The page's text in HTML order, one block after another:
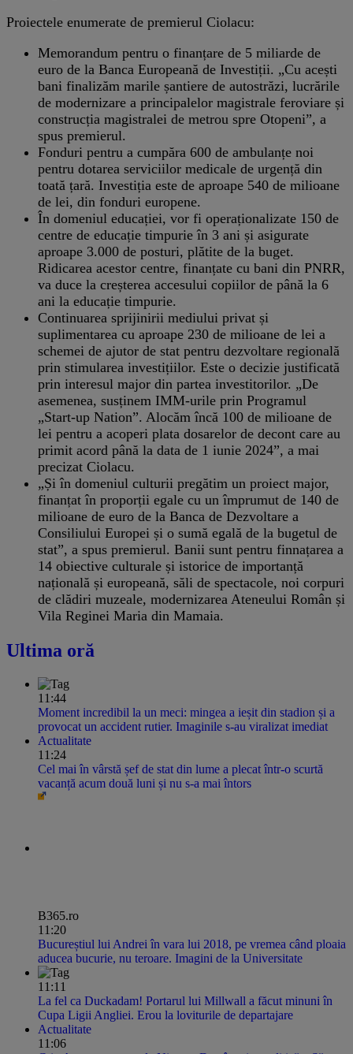
Proiectele enumerate de premierul Ciolacu:
Memorandum pentru o finanțare de 5 miliarde de
euro de la Banca Europeană de Investiții. „Cu acești
bani finalizăm marile șantiere de autostrăzi, lucrările
de modernizare a principalelor magistrale feroviare și
construcția magistralei de metrou spre Otopeni”, a
spus premierul.
Fonduri pentru a cumpăra 600 de ambulanțe noi
pentru dotarea serviciilor medicale de urgență din
toată țară. Investiția este de aproape 540 de milioane
de lei, din fonduri europene.
În domeniul educației, vor fi operaționalizate 150 de
centre de educație timpurie în 3 ani și asigurate
aproape 3.000 de posturi, plătite de la buget.
Ridicarea acestor centre, finanțate cu bani din PNRR,
va duce la creșterea accesului copiilor de până la 6
ani la educație timpurie.
Continuarea sprijinirii mediului privat și
suplimentarea cu aproape 230 de milioane de lei a
schemei de ajutor de stat pentru dezvoltare regională
prin stimularea investițiilor. Este o decizie justificată
prin interesul major din partea investitorilor. „De
asemenea, susținem IMM-urile prin Programul
„Start-up Nation”. Alocăm încă 100 de milioane de
lei pentru a acoperi plata dosarelor de decont care au
primit acord până la data de 1 iunie 2024”, a mai
precizat Ciolacu.
„Și în domeniul culturii pregătim un proiect major,
finanțat în proporții egale cu un împrumut de 140 de
milioane de euro de la Banca de Dezvoltare a
Consiliului Europei și o sumă egală de la bugetul de
stat”, a spus premierul. Banii sunt pentru finnațarea a
14 obiective culturale și istorice de importanță
națională și europeană, săli de spectacole, noi corpuri
de clădiri muzeale, modernizarea Ateneului Român și
Vila Reginei Maria din Mamaia.
Ultima oră
11:44
Moment incredibil la un meci: mingea a ieșit din stadion și a
provocat un accident rutier. Imaginile s-au viralizat imediat
Actualitate
11:24
Cel mai în vârstă șef de stat din lume a plecat într-o scurtă
vacanță acum două luni și nu s-a mai întors
B365.ro
11:20
Bucureștiul lui Andrei în vara lui 2018, pe vremea când ploaia
aducea bucurie, nu teroare. Imagini de la Universitate
11:11
La fel ca Duckadam! Portarul lui Millwall a făcut minuni în
Cupa Ligii Angliei. Erou la loviturile de departajare
Actualitate
11:06